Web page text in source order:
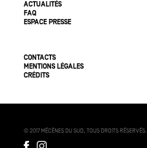
ACTUALITÉS
FAQ
ESPACE PRESSE
CONTACTS
MENTIONS LÉGALES
CRÉDITS
© 2017 MÉCÈNES DU SUD, TOUS DROITS RÉSERVÉS.